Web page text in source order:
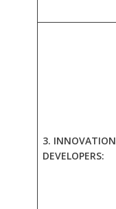
3. INNOVATION
DEVELOPERS: